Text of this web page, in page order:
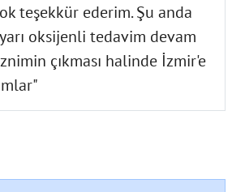
teşekkür ederim. Şu anda
oksijenli tedavim devam
çıkması halinde İzmir'e